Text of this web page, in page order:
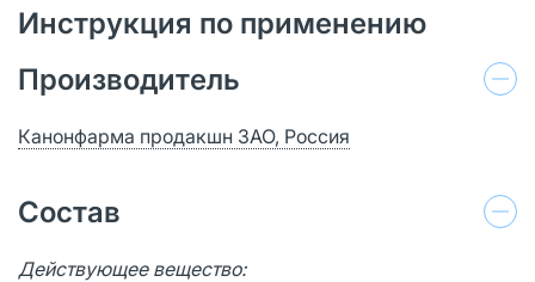
Инструкция по применению
Производитель
Канонфарма продакшн ЗАО, Россия
Состав
Действующее вещество: